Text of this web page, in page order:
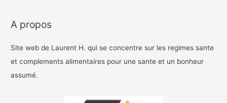
A propos
Site web de Laurent H. qui se concentre sur les regimes sante
et complements alimentaires pour une sante et un bonheur
assumé.